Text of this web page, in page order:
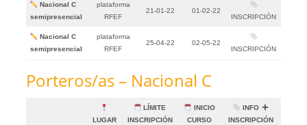
Nacional C
semipresencial
plataforma
RFEF
21-01-22
01-02-22
INSCRIPCIÓN
Nacional C
semipresencial
plataforma
RFEF
25-04-22
02-05-22
INSCRIPCIÓN
Porteros/as – Nacional C
LUGAR
LÍMITE
INSCRIPCIÓN
INICIO
CURSO
INFO
INSCRIPCIÓN